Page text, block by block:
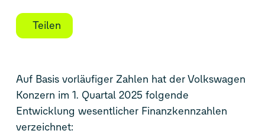
Teilen
Auf Basis vorläufiger Zahlen hat der Volkswagen
Konzern im 1. Quartal 2025 folgende
Entwicklung wesentlicher Finanzkennzahlen
verzeichnet: